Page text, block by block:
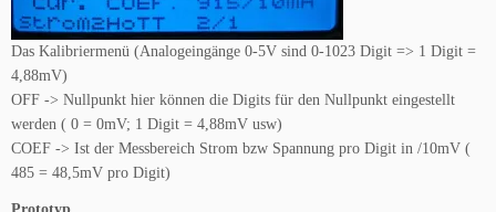
Das Kalibriermenü (Analogeingänge 0-5V sind 0-1023 Digit => 1 Digit =
4,88mV)
OFF -> Nullpunkt hier können die Digits für den Nullpunkt eingestellt
werden ( 0 = 0mV; 1 Digit = 4,88mV usw)
COEF -> Ist der Messbereich Strom bzw Spannung pro Digit in /10mV (
485 = 48,5mV pro Digit)